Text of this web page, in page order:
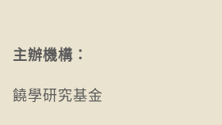
主辦機構：
饒學研究基金